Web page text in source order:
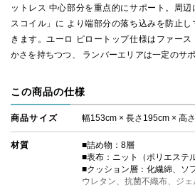
ットレス 中心部分を重点的にサポート。周
スコイル」に より端部分の落ち込みを防止
きます。ユーロ ピロートップ仕様はファー
かさを持ちつつ、 ランバーエリアは一定のサ
この商品の仕様
商品サイズ 幅153cm × 長さ195cm × 高
材質
■詰め物：8層
■表布：ニット（ポリエステ
■クッション層：化繊綿、ソ
ウレタン、抗菌不織布、ジ